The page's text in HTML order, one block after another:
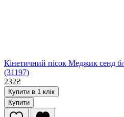
Кінетичний пісок Меджик сенд
(31197)
232₴
Купити в 1 клік
Купити